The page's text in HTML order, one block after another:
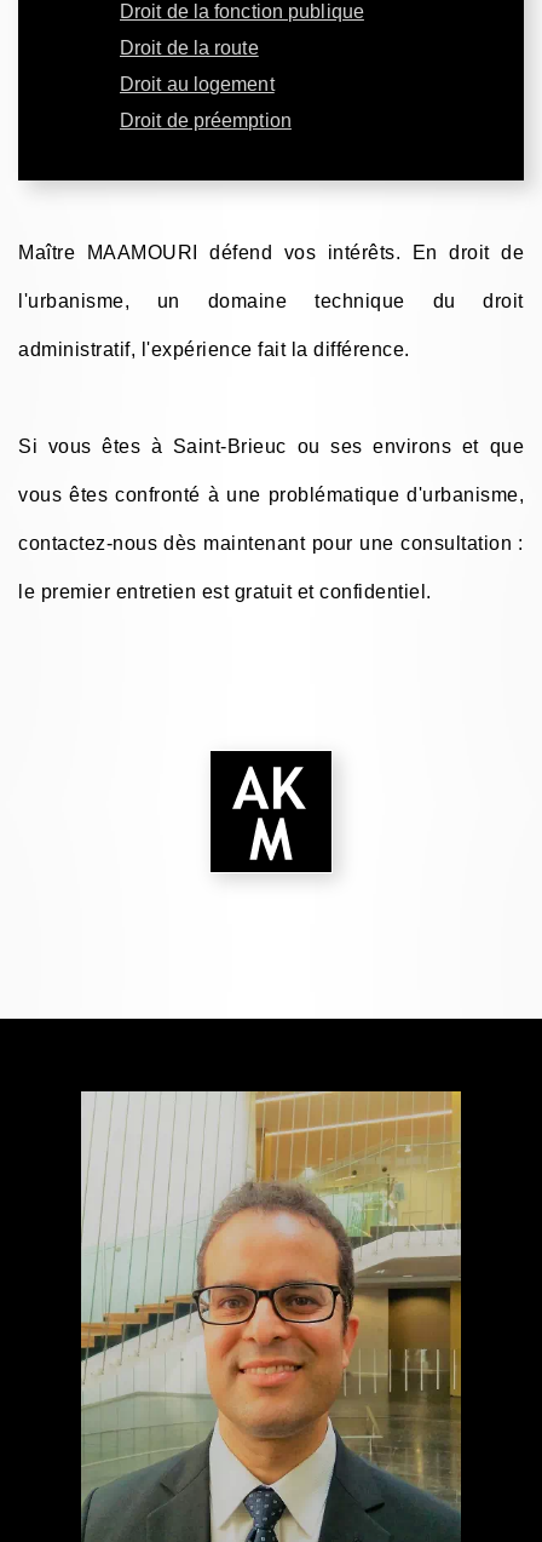
Droit de la fonction publique
Droit de la route
Droit au logement
Droit de préemption
Maître MAAMOURI défend vos intérêts. En droit de
l'urbanisme, un domaine technique du droit
administratif, l'expérience fait la différence.
Si vous êtes à Saint-Brieuc ou ses environs et que
vous êtes confronté à une problématique d'urbanisme,
contactez-nous dès maintenant pour une consultation :
le premier entretien est gratuit et confidentiel.